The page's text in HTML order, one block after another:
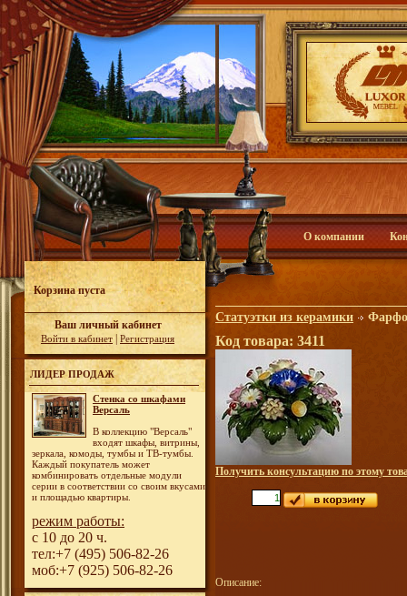
О компании
Корзина пуста
Ваш личный кабинет
Войти в кабинет Регистрация
ЛИДЕР ПРОДАЖ
Стенка со шкафами
Версаль
В коллекцию "Версаль"
входят шкафы, витрины,
зеркала, комоды, тумбы и ТВ-тумбы.
Каждый покупатель может
комбинировать отдельные модули
серии в соответствии со своим вкусами
и площадью квартиры.
режим работы:
с 10 до 20 ч.
тел:+7 (495) 506-82-26
моб:+7 (925) 506-82-26
Статуэтки из керамики
Код товара: 3411
Получить консультацию по этому
Описание: